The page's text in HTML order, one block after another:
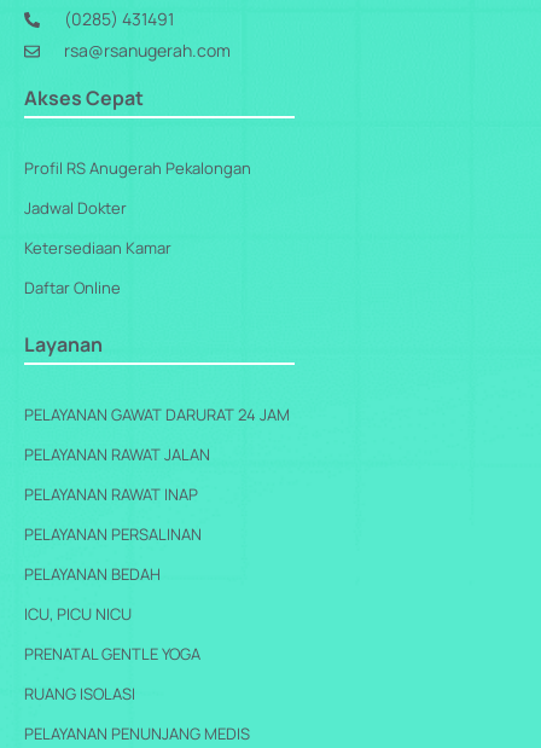
(0285) 431491
rsa@rsanugerah.com
Akses Cepat
Profil RS Anugerah Pekalongan
Jadwal Dokter
Ketersediaan Kamar
Daftar Online
Layanan
PELAYANAN GAWAT DARURAT 24 JAM
PELAYANAN RAWAT JALAN
PELAYANAN RAWAT INAP
PELAYANAN PERSALINAN
PELAYANAN BEDAH
ICU, PICU NICU
PRENATAL GENTLE YOGA
RUANG ISOLASI
PELAYANAN PENUNJANG MEDIS